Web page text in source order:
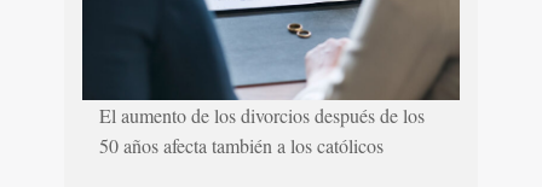
El aumento de los divorcios después de los
50 años afecta también a los católicos